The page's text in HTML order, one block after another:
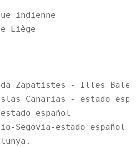
indienne
Liège
Zapatistes - Illes
Islas Canarias - estado
español
Segovia-estado español